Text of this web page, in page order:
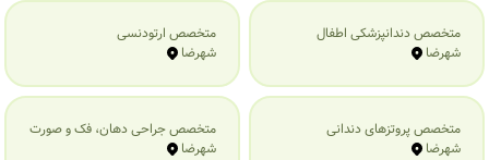
متخصص دندانپزشکی اطفال
شهرضا
متخصص ارتودنسی
شهرضا
متخصص پروتزهای دندانی
شهرضا
متخصص جراحی دهان، فک و صورت
شهرضا